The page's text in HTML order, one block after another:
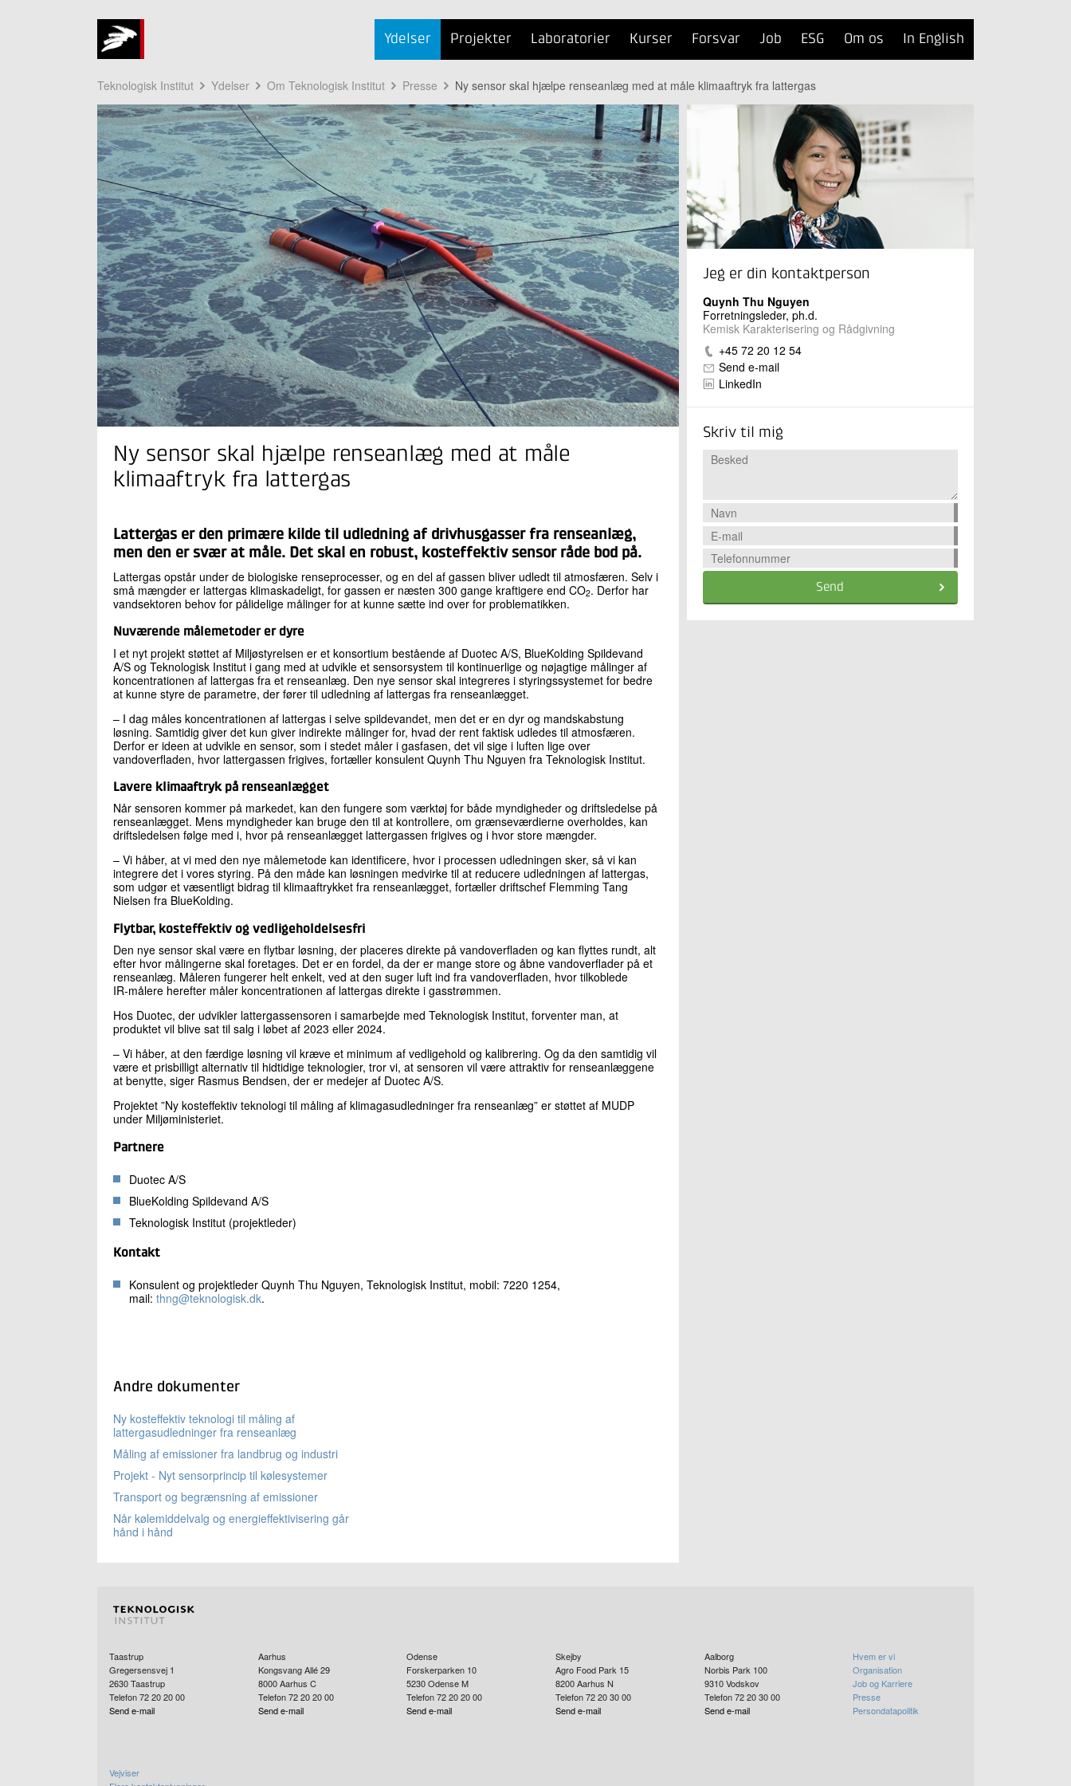
Ydelser Projekter Laboratorier Kurser Forsvar Job ESG Om os In English
Teknologisk Institut Ydelser Om Teknologisk Institut Presse Ny sensor skal hjælpe renseanlæg med at måle klimaaftryk fra lattergas
Ny sensor skal hjælpe renseanlæg med at måle
klimaaftryk fra lattergas
Lattergas er den primære kilde til udledning af drivhusgasser fra renseanlæg,
men den er svær at måle. Det skal en robust, kosteffektiv sensor råde bod på.
Lattergas opstår under de biologiske renseprocesser, og en del af gassen bliver udledt til atmosfæren. Selv i
små mængder er lattergas klimaskadeligt, for gassen er næsten 300 gange kraftigere end CO2. Derfor har
vandsektoren behov for pålidelige målinger for at kunne sætte ind over for problematikken.
Nuværende målemetoder er dyre
I et nyt projekt støttet af Miljøstyrelsen er et konsortium bestående af Duotec A/S, BlueKolding Spildevand
A/S og Teknologisk Institut i gang med at udvikle et sensorsystem til kontinuerlige og nøjagtige målinger af
koncentrationen af lattergas fra et renseanlæg. Den nye sensor skal integreres i styringssystemet for bedre
at kunne styre de parametre, der fører til udledning af lattergas fra renseanlægget.
– I dag måles koncentrationen af lattergas i selve spildevandet, men det er en dyr og mandskabstung
løsning. Samtidig giver det kun giver indirekte målinger for, hvad der rent faktisk udledes til atmosfæren.
Derfor er ideen at udvikle en sensor, som i stedet måler i gasfasen, det vil sige i luften lige over
vandoverfladen, hvor lattergassen frigives, fortæller konsulent Quynh Thu Nguyen fra Teknologisk Institut.
Lavere klimaaftryk på renseanlægget
Når sensoren kommer på markedet, kan den fungere som værktøj for både myndigheder og driftsledelse på
renseanlægget. Mens myndigheder kan bruge den til at kontrollere, om grænseværdierne overholdes, kan
driftsledelsen følge med i, hvor på renseanlægget lattergassen frigives og i hvor store mængder.
– Vi håber, at vi med den nye målemetode kan identificere, hvor i processen udledningen sker, så vi kan
integrere det i vores styring. På den måde kan løsningen medvirke til at reducere udledningen af lattergas,
som udgør et væsentligt bidrag til klimaaftrykket fra renseanlægget, fortæller driftschef Flemming Tang
Nielsen fra BlueKolding.
Flytbar, kosteffektiv og vedligeholdelsesfri
Den nye sensor skal være en flytbar løsning, der placeres direkte på vandoverfladen og kan flyttes rundt, alt
efter hvor målingerne skal foretages. Det er en fordel, da der er mange store og åbne vandoverflader på et
renseanlæg. Måleren fungerer helt enkelt, ved at den suger luft ind fra vandoverfladen, hvor tilkoblede
IR-målere herefter måler koncentrationen af lattergas direkte i gasstrømmen.
Hos Duotec, der udvikler lattergassensoren i samarbejde med Teknologisk Institut, forventer man, at
produktet vil blive sat til salg i løbet af 2023 eller 2024.
– Vi håber, at den færdige løsning vil kræve et minimum af vedligehold og kalibrering. Og da den samtidig vil
være et prisbilligt alternativ til hidtidige teknologier, tror vi, at sensoren vil være attraktiv for renseanlæggene
at benytte, siger Rasmus Bendsen, der er medejer af Duotec A/S.
Projektet ”Ny kosteffektiv teknologi til måling af klimagasudledninger fra renseanlæg” er støttet af MUDP
under Miljøministeriet.
Partnere
Duotec A/S
BlueKolding Spildevand A/S
Teknologisk Institut (projektleder)
Kontakt
Konsulent og projektleder Quynh Thu Nguyen, Teknologisk Institut, mobil: 7220 1254,
mail: thng@teknologisk.dk.
Andre dokumenter
Ny kosteffektiv teknologi til måling af
lattergasudledninger fra renseanlæg
Måling af emissioner fra landbrug og industri
Projekt - Nyt sensorprincip til kølesystemer
Transport og begrænsning af emissioner
Når kølemiddelvalg og energieffektivisering går
hånd i hånd
Jeg er din kontaktperson
Quynh Thu Nguyen
Forretningsleder, ph.d.
Kemisk Karakterisering og Rådgivning
+45 72 20 12 54
Send e-mail
LinkedIn
Skriv til mig
Send
Taastrup
Gregersensvej 1
2630Taastrup
Telefon 72 20 20 00
Send e-mail
Aarhus
Kongsvang Allé 29
8000 Aarhus C
Telefon 72 20 20 00
Send e-mail
Odense
Forskerparken 10
5230 Odense M
Telefon 72 20 20 00
Send e-mail
Skejby
Agro Food Park 15
8200Aarhus N
Telefon 72 20 30 00
Send e-mail
Aalborg
Norbis Park 100
9310 Vodskov
Telefon 72 20 30 00
Send e-mail
Hvem er vi
Organisation
Job og Karriere
Presse
Persondatapolitik
Vejviser